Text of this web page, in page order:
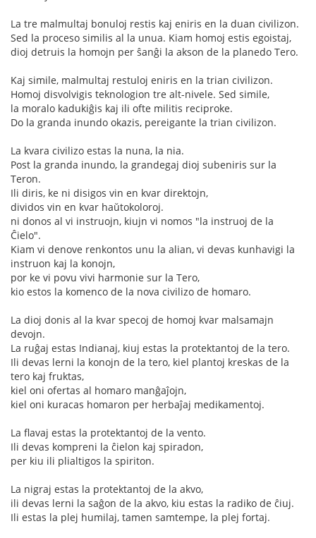
La tre malmultaj bonuloj restis kaj eniris en la duan civilizon.
Sed la proceso similis al la unua. Kiam homoj estis egoistaj,
dioj detruis la homojn per ŝanĝi la akson de la planedo Tero.
Kaj simile, malmultaj restuloj eniris en la trian civilizon.
Homoj disvolvigis teknologion tre alt-nivele. Sed simile,
la moralo kadukiĝis kaj ili ofte militis reciproke.
Do la granda inundo okazis, pereigante la trian civilizon.
La kvara civilizo estas la nuna, la nia.
Post la granda inundo, la grandegaj dioj subeniris sur la
Teron.
Ili diris, ke ni disigos vin en kvar direktojn,
dividos vin en kvar haŭtokoloroj.
ni donos al vi instruojn, kiujn vi nomos "la instruoj de la
Ĉielo".
Kiam vi denove renkontos unu la alian, vi devas kunhavigi la
instruon kaj la konojn,
por ke vi povu vivi harmonie sur la Tero,
kio estos la komenco de la nova civilizo de homaro.
La dioj donis al la kvar specoj de homoj kvar malsamajn
devojn.
La ruĝaj estas Indianaj, kiuj estas la protektantoj de la tero.
Ili devas lerni la konojn de la tero, kiel plantoj kreskas de la
tero kaj fruktas,
kiel oni ofertas al homaro manĝaĵojn,
kiel oni kuracas homaron per herbaĵaj medikamentoj.
La flavaj estas la protektantoj de la vento.
Ili devas kompreni la ĉielon kaj spiradon,
per kiu ili plialtigos la spiriton.
La nigraj estas la protektantoj de la akvo,
ili devas lerni la saĝon de la akvo, kiu estas la radiko de ĉiuj.
Ili estas la plej humilaj, tamen samtempe, la plej fortaj.